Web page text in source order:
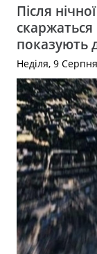
Після
показують
Неділя, 9